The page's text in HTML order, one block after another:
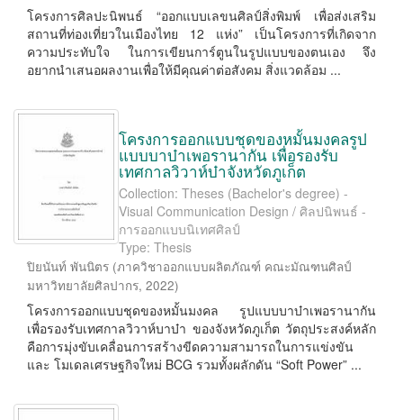
โครงการศิลปะนิพนธ์ “ออกแบบเลขนศิลป์สิ่งพิมพ์ เพื่อส่งเสริม
สถานที่ท่องเที่ยวในเมืองไทย 12 แห่ง” เป็นโครงการที่เกิดจาก
ความประทับใจ ในการเขียนการ์ตูนในรูปแบบของตนเอง จึง
อยากนำเสนอผลงานเพื่อให้มีคุณค่าต่อสังคม สิ่งแวดล้อม ...
โครงการออกแบบชุดของหมั้นมงคลรูป
แบบบาบ๋าเพอรานากัน เพื่อรองรับ
เทศกาลวิวาห์บ๋าจังหวัดภูเก็ต
Collection: Theses (Bachelor's degree) -
Visual Communication Design / ศิลปนิพนธ์ -
การออกแบบนิเทศศิลป์
Type: Thesis
ปิยนันท์ พันนิตร (ภาควิชาออกแบบผลิตภัณฑ์ คณะมัณฑนศิลป์
มหาวิทยาลัยศิลปากร, 2022)
โครงการออกแบบชุดของหมั้นมงคล รูปแบบบาบ๋าเพอรานากัน
เพื่อรองรับเทศกาลวิวาห์บาบ๋า ของจังหวัดภูเก็ต วัตถุประสงค์หลัก
คือการมุ่งขับเคลื่อนการสร้างขีดความสามารถในการแข่งขัน
และ โมเดลเศรษฐกิจใหม่ BCG รวมทั้งผลักดัน “Soft Power” ...